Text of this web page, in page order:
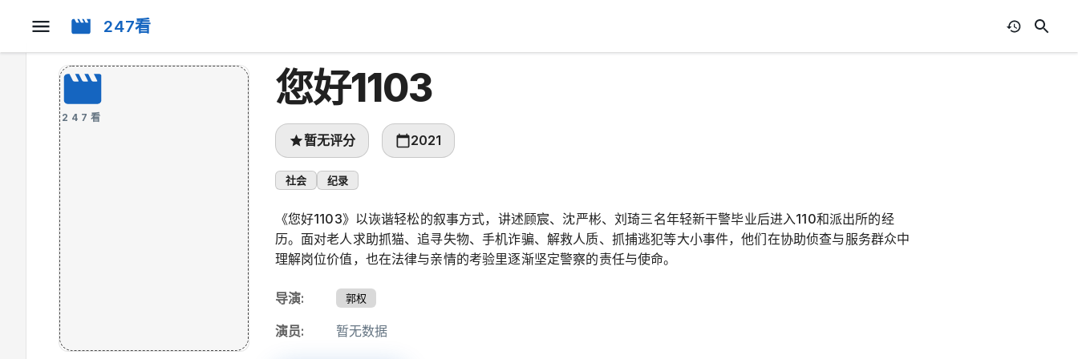
247看
247看
您好1103
暂无评分 2021
社会 纪录
《您好1103》以诙谐轻松的叙事方式，讲述顾宸、沈严彬、刘琦三名年轻新干警毕业后进入110和派出所的经
历。面对老人求助抓猫、追寻失物、手机诈骗、解救人质、抓捕逃犯等大小事件，他们在协助侦查与服务群众中
理解岗位价值，也在法律与亲情的考验里逐渐坚定警察的责任与使命。
导演: 郭权
演员: 暂无数据